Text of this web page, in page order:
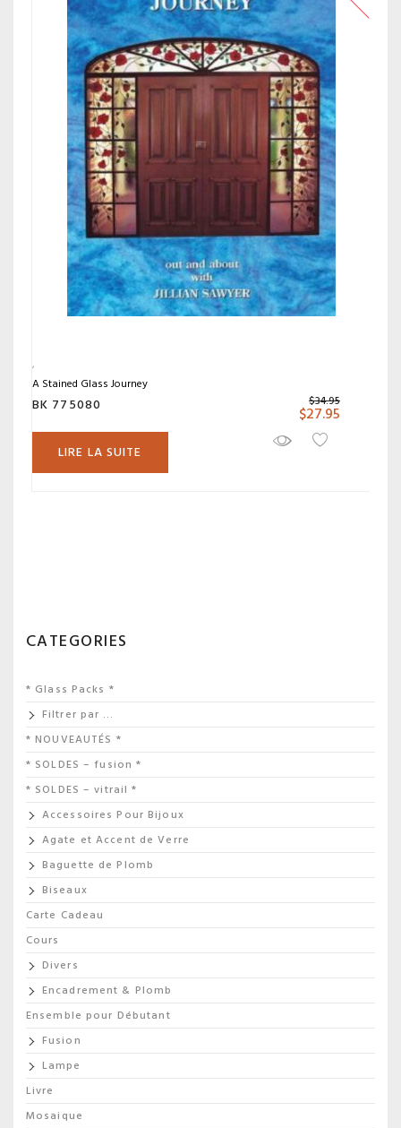
A Stained Glass Journey
BK 775080 $34.95
$27.95
LIRE LA SUITE
CATEGORIES
* Glass Packs *
Filtrer par …
* NOUVEAUTÉS *
* SOLDES – fusion *
* SOLDES – vitrail *
Accessoires Pour Bijoux
Agate et Accent de Verre
Baguette de Plomb
Biseaux
Carte Cadeau
Cours
Divers
Encadrement & Plomb
Ensemble pour Débutant
Fusion
Lampe
Livre
Mosaique